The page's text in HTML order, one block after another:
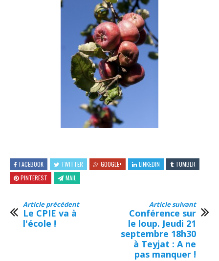
FACEBOOK TWITTER GOOGLE+ LINKEDIN
TUMBLR
PINTEREST
MAIL
Article précédent
Le CPIE va à
l'école !
Article suivant
Conférence sur
le loup. Jeudi 21
septembre 18h30
à Teyjat : A ne
pas manquer !